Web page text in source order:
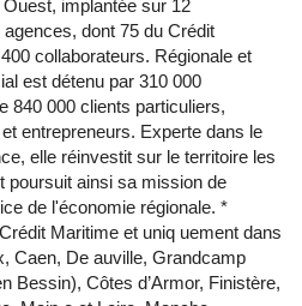
implantée sur 12
dont 75 du Crédit
collaborateurs. Régionale et
est détenu par 310 000
840 000 clients particuliers,
entrepreneurs. Experte dans le
elle réinvestit sur le territoire les
poursuit ainsi sa mission de
de l'économie régionale. *
Maritime et uniq uement dans
Caen, De auville, Grandcamp
Bessin), Côtes d’Armor, Finistère,